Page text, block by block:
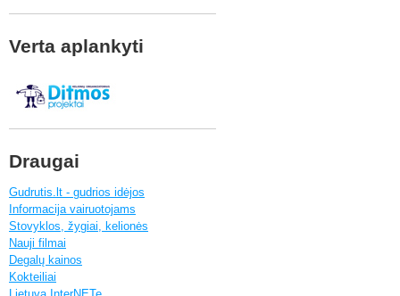
Verta aplankyti
Draugai
Gudrutis.lt - gudrios idėjos
Informacija vairuotojams
Stovyklos, žygiai, kelionės
Nauji filmai
Degalų kainos
Kokteiliai
Lietuva InterNETe